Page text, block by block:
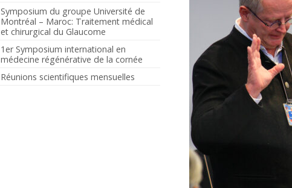
Symposium du groupe Université de
Montréal – Maroc: Traitement médical
et chirurgical du Glaucome
1er Symposium international en
médecine régénérative de la cornée
Réunions scientifiques mensuelles